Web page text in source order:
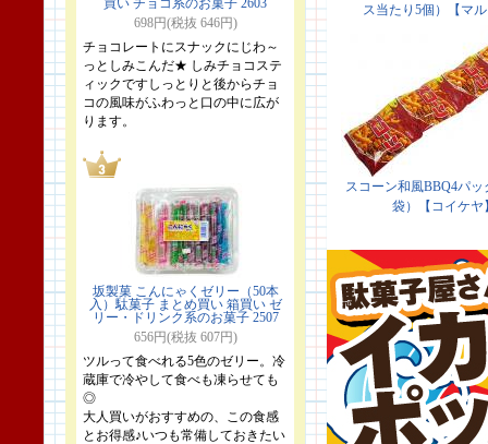
買い チョコ系のお菓子 2603
698円(税抜 646円)
チョコレートにスナックにじわ～
っとしみこんだ★ しみチョコステ
ィックですしっとりと後からチョ
コの風味がふわっと口の中に広が
ります。
坂製菓 こんにゃくゼリー（50本
入）駄菓子 まとめ買い 箱買い ゼ
リー・ドリンク系のお菓子 2507
656円(税抜 607円)
ツルって食べれる5色のゼリー。冷
蔵庫で冷やして食べも凍らせても
◎
大人買いがおすすめの、この食感
とお得感♪いつも常備しておきたい